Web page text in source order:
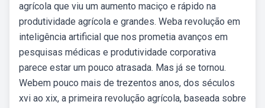
agrícola que viu um aumento maciço e rápido na
produtividade agrícola e grandes. Weba revolução em
inteligência artificial que nos prometia avanços em
pesquisas médicas e produtividade corporativa
parece estar um pouco atrasada. Mas já se tornou.
Webem pouco mais de trezentos anos, dos séculos
xvi ao xix, a primeira revolução agrícola, baseada sobre